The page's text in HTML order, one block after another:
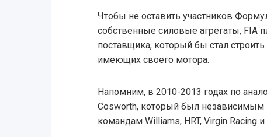
Чтобы не оставить участников
собственные силовые агрегаты, FIA
поставщика, который бы стал
имеющих своего мотора.
Напомним, в 2010-2013 годах по
Cosworth, который был
командам Williams, HRT, Virgin Racing